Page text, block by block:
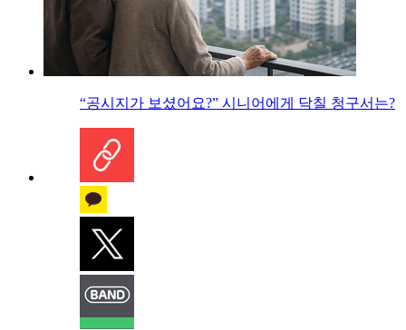
“공시지가 보셨어요?” 시니어에게 닥칠 청구서는?